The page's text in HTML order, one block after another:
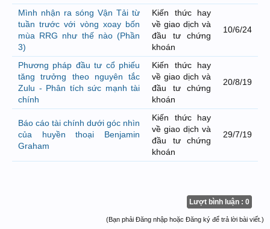
Mình nhận ra sóng Vận Tải từ
tuần trước với vòng xoay bốn
mùa RRG như thế nào (Phần
3)
Kiến thức hay
về giao dịch và
đầu tư chứng
khoán
10/6/24
Phương pháp đầu tư cổ phiếu
tăng trưởng theo nguyên tắc
Zulu - Phân tích sức mạnh tài
chính
Kiến thức hay
về giao dịch và
đầu tư chứng
khoán
20/8/19
Báo cáo tài chính dưới góc nhìn
của huyền thoại Benjamin
Graham
Kiến thức hay
về giao dịch và
đầu tư chứng
khoán
29/7/19
Lượt bình luận : 0
(Bạn phải Đăng nhập hoặc Đăng ký để trả lời bài viết.)